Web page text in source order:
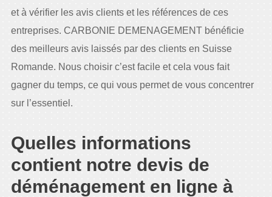
et à vérifier les avis clients et les références de ces
entreprises. CARBONIE DEMENAGEMENT bénéficie
des meilleurs avis laissés par des clients en Suisse
Romande. Nous choisir c’est facile et cela vous fait
gagner du temps, ce qui vous permet de vous concentrer
sur l’essentiel.
Quelles informations
contient notre devis de
déménagement en ligne à